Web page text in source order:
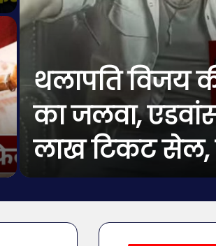
थलापति विजय
का जलवा,
लाख टिकट सेल,